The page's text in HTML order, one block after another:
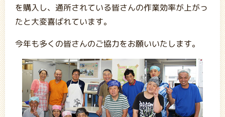
を購入し、通所されている皆さんの作業効率が上がっ
たと大変喜ばれています。
今年も多くの皆さんのご協力をお願いいたします。